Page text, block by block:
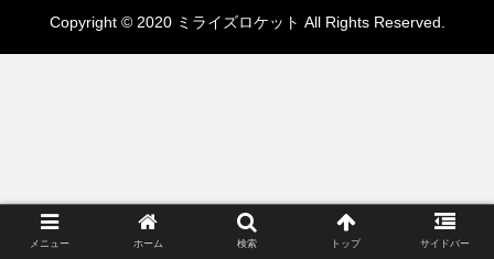
Copyright © 2020 ミライズロケット All Rights Reserved.
メニュー ホーム 検索 トップ サイドバー